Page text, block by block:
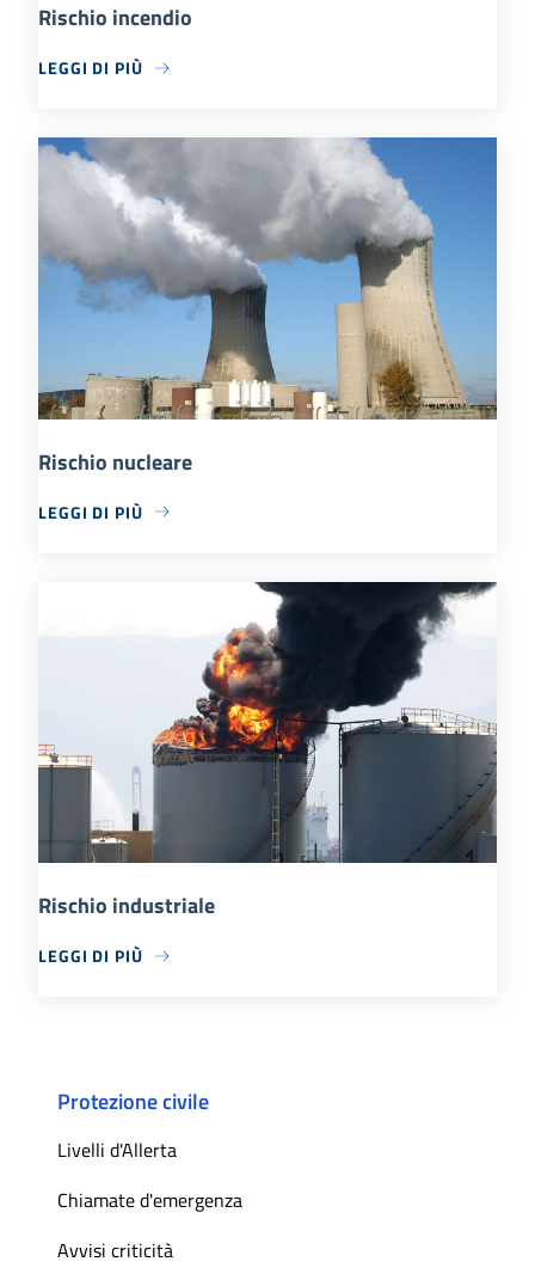
Rischio incendio
LEGGI DI PIÙ
Rischio nucleare
LEGGI DI PIÙ
Rischio industriale
LEGGI DI PIÙ
Protezione civile
Livelli d'Allerta
Chiamate d'emergenza
Avvisi criticità